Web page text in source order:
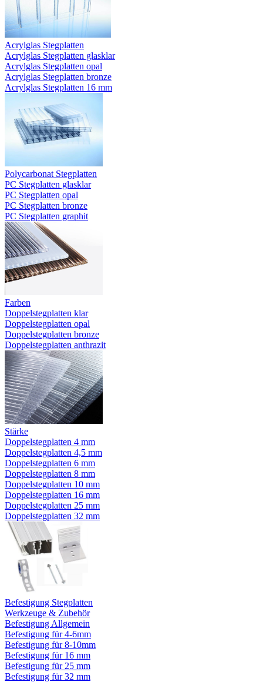
Acrylglas Stegplatten
Acrylglas Stegplatten glasklar
Acrylglas Stegplatten opal
Acrylglas Stegplatten bronze
Acrylglas Stegplatten 16 mm
Polycarbonat Stegplatten
PC Stegplatten glasklar
PC Stegplatten opal
PC Stegplatten bronze
PC Stegplatten graphit
Farben
Doppelstegplatten klar
Doppelstegplatten opal
Doppelstegplatten bronze
Doppelstegplatten anthrazit
Stärke
Doppelstegplatten 4 mm
Doppelstegplatten 4,5 mm
Doppelstegplatten 6 mm
Doppelstegplatten 8 mm
Doppelstegplatten 10 mm
Doppelstegplatten 16 mm
Doppelstegplatten 25 mm
Doppelstegplatten 32 mm
Befestigung Stegplatten
Werkzeuge & Zubehör
Befestigung Allgemein
Befestigung für 4-6mm
Befestigung für 8-10mm
Befestigung für 16 mm
Befestigung für 25 mm
Befestigung für 32 mm